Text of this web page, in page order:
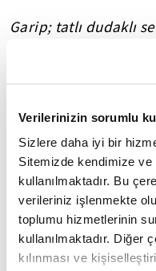
Verilerinizin sorumlu
Sizlere daha iyi bir
Sitemizde kendimize
kullanılmaktadır. Bu
verileriniz işlenmekte
toplumu hizmetlerinin
kullanılmaktadır. Diğer
kılınması ve
Garip; tatlı dudaklı
mum gibi solmuştur;
/14